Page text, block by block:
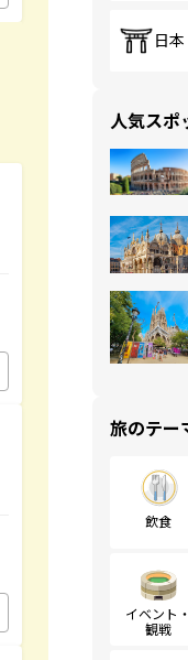
日本
人気スポ
旅のテー
飲食
イベント・
観戦